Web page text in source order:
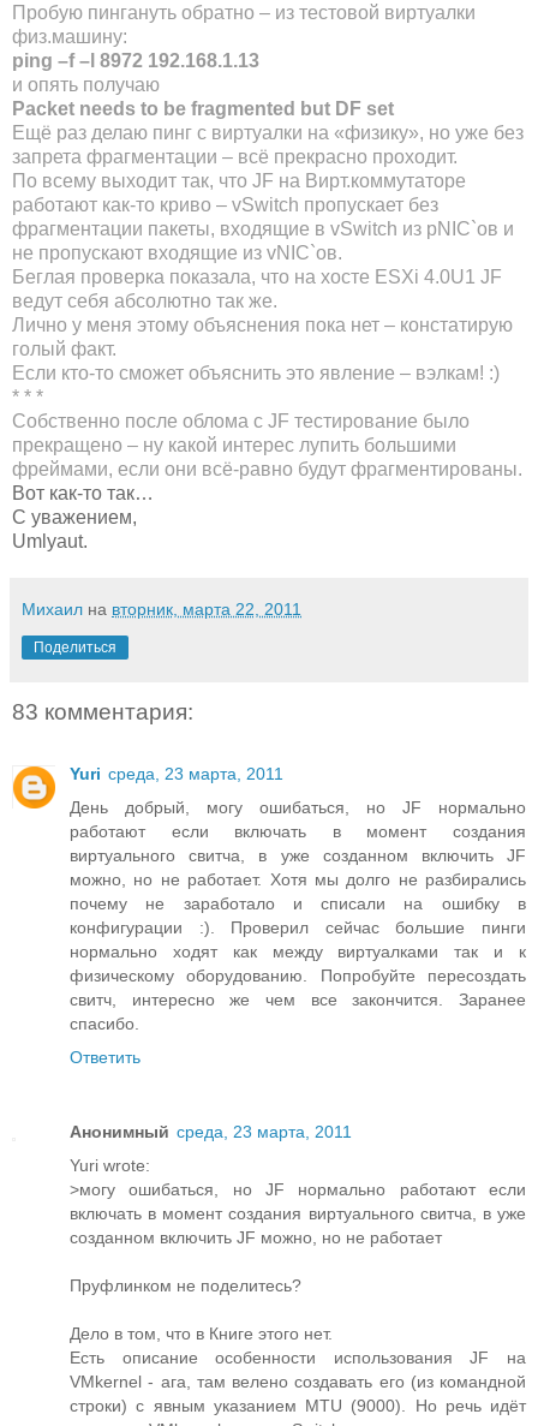
Пробую пингануть обратно – из тестовой виртуалки
физ.машину:
ping –f –l 8972 192.168.1.13
и опять получаю
Packet needs to be fragmented but DF set
Ещё раз делаю пинг с виртуалки на «физику», но уже без
запрета фрагментации – всё прекрасно проходит.
По всему выходит так, что JF на Вирт.коммутаторе
работают как-то криво – vSwitch пропускает без
фрагментации пакеты, входящие в vSwitch из pNIC`ов и
не пропускают входящие из vNIC`ов.
Беглая проверка показала, что на хосте ESXi 4.0U1 JF
ведут себя абсолютно так же.
Лично у меня этому объяснения пока нет – констатирую
голый факт.
Если кто-то сможет объяснить это явление – вэлкам! :)
* * *
Собственно после облома с JF тестирование было
прекращено – ну какой интерес лупить большими
фреймами, если они всё-равно будут фрагментированы.
Вот как-то так…
С уважением,
Umlyaut.
Михаил на вторник, марта 22, 2011
Поделиться
83 комментария:
Yuri среда, 23 марта, 2011
День добрый, могу ошибаться, но JF нормально
работают если включать в момент создания
виртуального свитча, в уже созданном включить JF
можно, но не работает. Хотя мы долго не разбирались
почему не заработало и списали на ошибку в
конфигурации :). Проверил сейчас большие пинги
нормально ходят как между виртуалками так и к
физическому оборудованию. Попробуйте пересоздать
свитч, интересно же чем все закончится. Заранее
спасибо.
Ответить
Анонимный среда, 23 марта, 2011
Yuri wrote:
>могу ошибаться, но JF нормально работают если
включать в момент создания виртуального свитча, в уже
созданном включить JF можно, но не работает
Пруфлинком не поделитесь?
Дело в том, что в Книге этого нет.
Есть описание особенности использования JF на
VMkernel - ага, там велено создавать его (из командной
строки) с явным указанием MTU (9000). Но речь идёт